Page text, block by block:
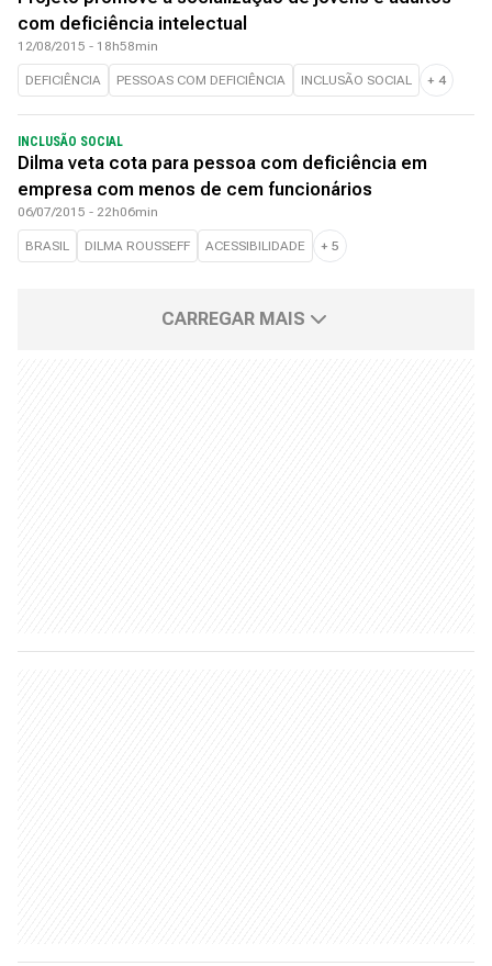
com deficiência intelectual
12/08/2015 - 18h58min
DEFICIÊNCIA PESSOAS COM DEFICIÊNCIA INCLUSÃO SOCIAL + 4
INCLUSÃO SOCIAL
Dilma veta cota para pessoa com deficiência em
empresa com menos de cem funcionários
06/07/2015 - 22h06min
BRASIL DILMA ROUSSEFF ACESSIBILIDADE + 5
CARREGAR MAIS